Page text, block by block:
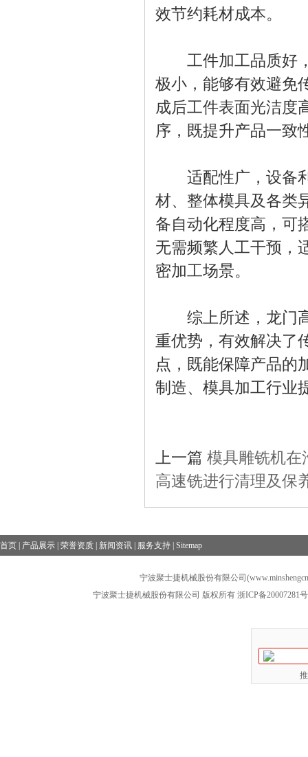
效节约耗材成本。
工件加工品质好，
极小，能够有效避免
成后工件表面光洁度
序，既提升产品一致
适配性广，设备利
材、整体模具及各类
备自动化程度高，可
无需频繁人工干预，
密加工场景。
综上所述，龙门高
重优势，有效解决了
点，既能保障产品的
制造、模具加工行业
上一篇 模具雕铣机
高速铣进行清理及保
首页 产品展示 荣誉资质 新闻资讯 服务支持 Sitemap
宁波聚士捷机械股份有限公司
宁波聚士捷机械股份有限公司 版权所有 浙ICP备20007281